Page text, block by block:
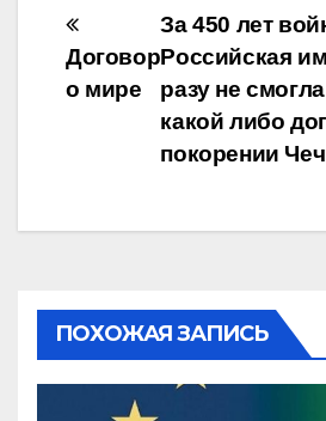
Навигация
по
записям
За 450 лет
Российская
разу не
какой либо
покорении
Договор
о мире
ПОХОЖАЯ ЗАПИСЬ